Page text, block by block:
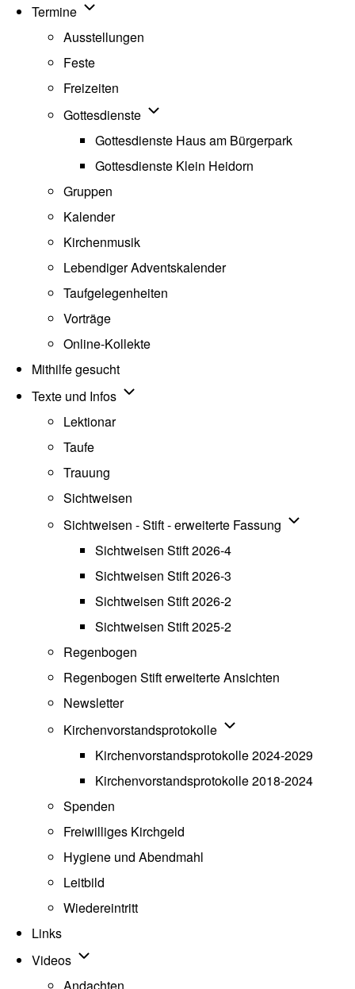
Termine Unternavigation von Termine
Ausstellungen
Feste
Freizeiten
Gottesdienste Unternavigation von Gottesdienste
Gottesdienste Haus am Bürgerpark
Gottesdienste Klein Heidorn
Gruppen
Kalender
Kirchenmusik
Lebendiger Adventskalender
Taufgelegenheiten
Vorträge
Online-Kollekte
Mithilfe gesucht
Texte und Infos Unternavigation von Texte und Infos
Lektionar
Taufe
Trauung
Sichtweisen
Sichtweisen - Stift - erweiterte Fassung
Sichtweisen Stift 2026-4
Sichtweisen Stift 2026-3
Sichtweisen Stift 2026-2
Sichtweisen Stift 2025-2
Regenbogen
Regenbogen Stift erweiterte Ansichten
Newsletter
Kirchenvorstandsprotokolle Unternavigation von
Kirchenvorstandsprotokolle 2024-2029
Kirchenvorstandsprotokolle 2018-2024
Spenden
Freiwilliges Kirchgeld
Hygiene und Abendmahl
Leitbild
Wiedereintritt
Links
Videos Unternavigation von Videos